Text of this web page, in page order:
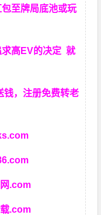
至牌局底池或玩
求高EV的决定就
钱，注册免费转老
.com
.com